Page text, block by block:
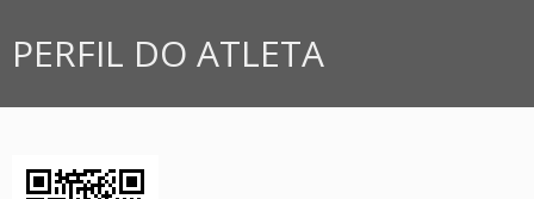
PERFIL DO ATLETA